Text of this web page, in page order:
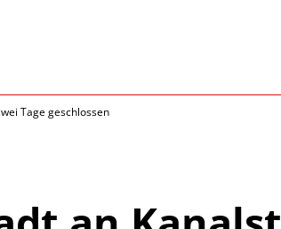
Tage geschlossen